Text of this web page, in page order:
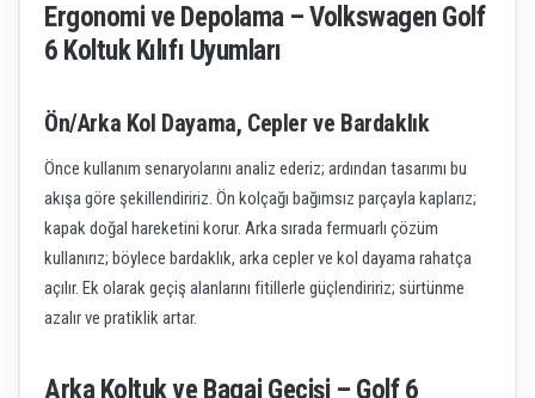
Ergonomi ve Depolama – Volkswagen Golf
6 Koltuk Kılıfı Uyumları
Ön/Arka Kol Dayama, Cepler ve Bardaklık
Önce kullanım senaryolarını analiz ederiz; ardından tasarımı bu
akışa göre şekillendiririz. Ön kolçağı bağımsız parçayla kaplarız;
kapak doğal hareketini korur. Arka sırada fermuarlı çözüm
kullanırız; böylece bardaklık, arka cepler ve kol dayama rahatça
açılır. Ek olarak geçiş alanlarını fitillerle güçlendiririz; sürtünme
azalır ve pratiklik artar.
Arka Koltuk ve Bagaj Geçişi – Golf 6